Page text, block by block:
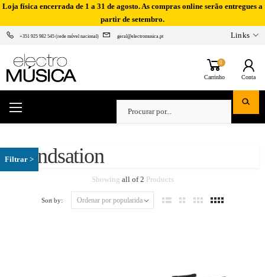
Loja física encerrada de 1 a 31 de agosto. As compras online serão entregues a
partir de setembro.
+351 925 982 545 (rede móvel nacional) geral@electromusica.pt Links
0
Carrinho Conta
Soundsation
Showing all of 2 Products
Sort by: